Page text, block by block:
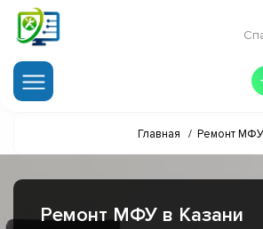
Главная / Ремонт МФУ
Ремонт МФУ в Казани